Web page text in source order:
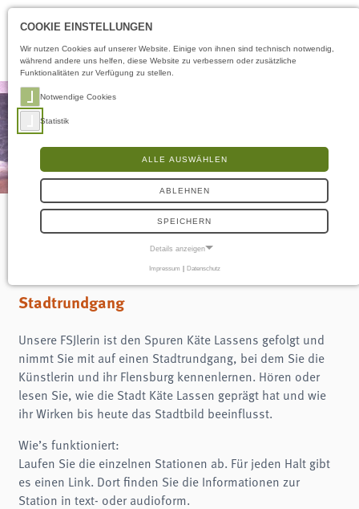
Öffnungszeiten
Käte Lassen in Flensburg
Stadtrundgang
Unsere FSJlerin ist den Spuren Käte Lassens gefolgt und
nimmt Sie mit auf einen Stadtrundgang, bei dem Sie die
Künstlerin und ihr Flensburg kennenlernen. Hören oder
lesen Sie, wie die Stadt Käte Lassen geprägt hat und wie
ihr Wirken bis heute das Stadtbild beeinflusst.
Wie’s funktioniert:
Laufen Sie die einzelnen Stationen ab. Für jeden Halt gibt
es einen Link. Dort finden Sie die Informationen zur
Station in text- oder audioform.
COOKIE EINSTELLUNGEN
Wir nutzen Cookies auf unserer Website. Einige von ihnen sind technisch notwendig,
während andere uns helfen, diese Website zu verbessern oder zusätzliche
Funktionalitäten zur Verfügung zu stellen.
Notwendige Cookies
Statistik
ALLE AUSWÄHLEN
ABLEHNEN
SPEICHERN
Details anzeigen
einwandfreie Funktion der Website erforderlich.
Name:
fe_typo3_user
Anbieter:
museumsberg.de
Login
Session
Impressum | Datenschutz